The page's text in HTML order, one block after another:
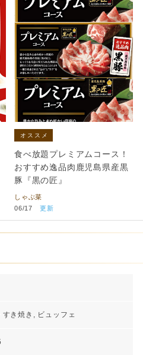
オススメ
食べ放題プレミアムコース！
おすすめ逸品肉鹿児島県産黒
豚『黒の匠』
しゃぶ菜
06/17
更新
すき焼き, ビュッフェ